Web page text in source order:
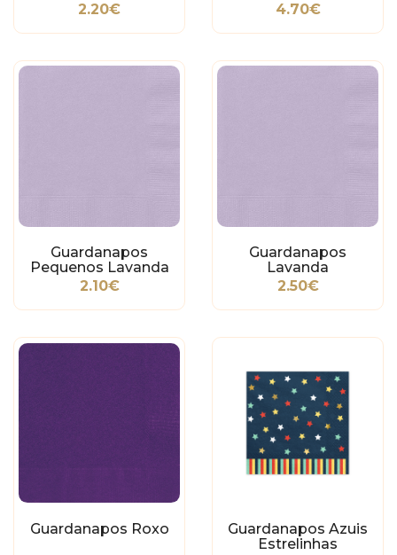
2.20€
4.70€
Guardanapos
Pequenos Lavanda
2.10€
Guardanapos
Lavanda
2.50€
Guardanapos Roxo
Guardanapos Azuis
Estrelinhas